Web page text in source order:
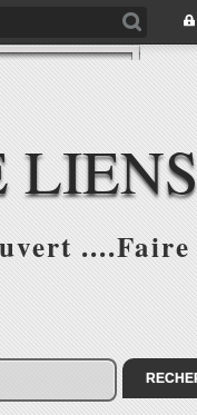
LIENS
....Faire